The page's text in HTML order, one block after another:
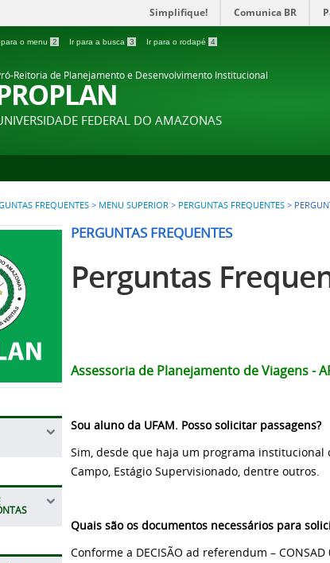
Simplifique! Comunica BR
para o menu 2 Ir para a busca 3 Ir para o rodapé 4
Reitoria de Planejamento e Desenvolvimento Institucional
FEDERAL DO AMAZONAS
FREQUENTES > MENU SUPERIOR > PERGUNTAS FREQUENTES >
PERGUNTAS FREQUENTES
Perguntas
Assessoria de Planejamento de Viagens -
Sou aluno da UFAM. Posso solicitar passagens?
Sim, desde que haja um programa
Campo, Estágio Supervisionado, dentre outros.
Quais são os documentos necessários para
Conforme a DECISÃO ad referendum –